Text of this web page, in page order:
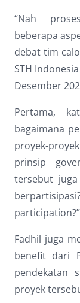
“Nah
beberapa
debat tim
STH
Desember
Pertama,
bagaimana
proyek-
prinsip
tersebut
Fadhil juga
benefit dari
pendekatan
proyek